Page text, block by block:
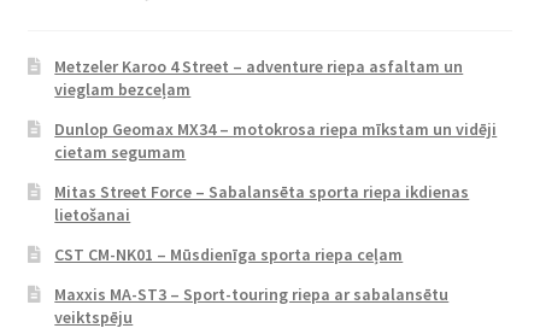
Metzeler Karoo 4 Street – adventure riepa asfaltam un
vieglam bezceļam
Dunlop Geomax MX34 – motokrosa riepa mīkstam un vidēji
cietam segumam
Mitas Street Force – Sabalansēta sporta riepa ikdienas
lietošanai
CST CM-NK01 – Mūsdienīga sporta riepa ceļam
Maxxis MA-ST3 – Sport-touring riepa ar sabalansētu
veiktspēju